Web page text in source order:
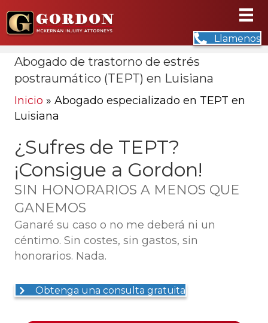
Llamenos
Abogado de trastorno de estrés
postraumático (TEPT) en Luisiana
Inicio » Abogado especializado en TEPT en
Luisiana
¿Sufres de TEPT?
¡Consigue a Gordon!
SIN HONORARIOS A MENOS QUE
GANEMOS
Ganaré su caso o no me deberá ni un
céntimo. Sin costes, sin gastos, sin
honorarios. Nada.
Obtenga una consulta gratuita